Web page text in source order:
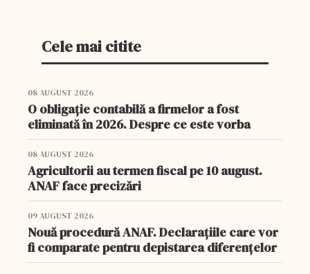
Cele mai citite
08 AUGUST 2026
O obligație contabilă a firmelor a fost
eliminată în 2026. Despre ce este vorba
08 AUGUST 2026
Agricultorii au termen fiscal pe 10 august.
ANAF face precizări
09 AUGUST 2026
Nouă procedură ANAF. Declarațiile care vor
fi comparate pentru depistarea diferențelor